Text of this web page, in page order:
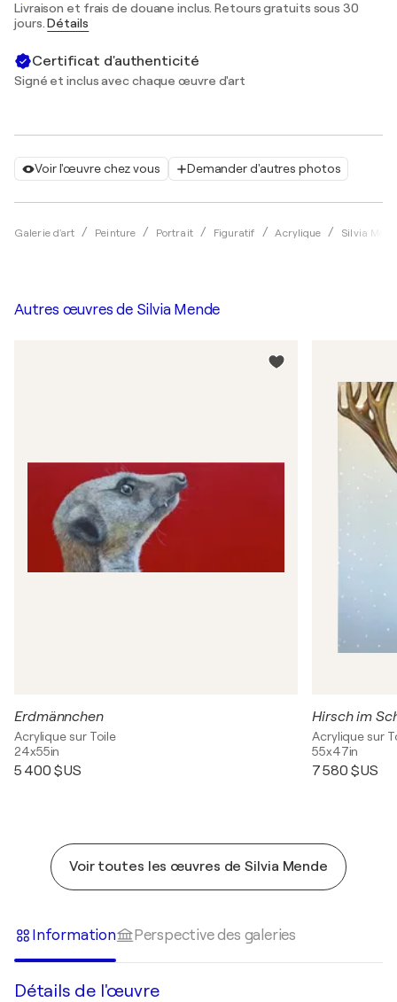
Voir l'œuvre chez vous Demander d'autres photos
Galerie d'art Peinture Portrait Figuratif Acrylique Silvia
Livraison et frais de douane inclus. Retours gratuits sous 30
jours.Détails
Certificat d'authenticité
Signé et inclus avec chaque œuvre d'art
Autres œuvres de Silvia Mende
Erdmännchen
Acrylique sur Toile
24x55in
5 400 $US
Hirsch im
Acrylique sur
55x47in
7 580 $US
Voir toutes les œuvres de Silvia Mende
Information Perspective des galeries
Détails de l'œuvre